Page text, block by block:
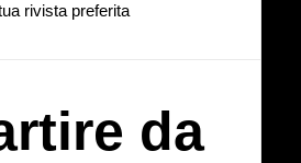
rivista preferita
da